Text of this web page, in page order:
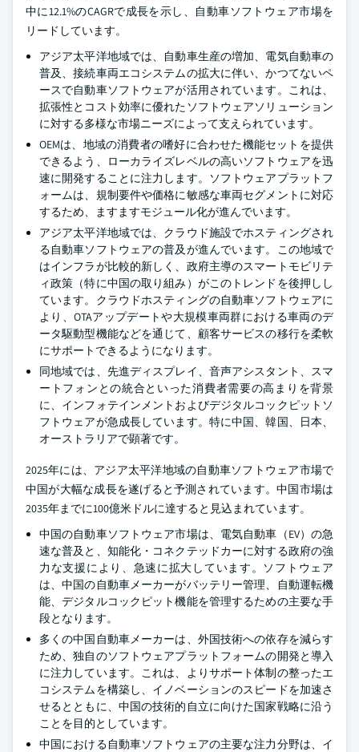
中に12.1%のCAGRで成長を示し、自動車ソフトウェア市場を
リードしています。
アジア太平洋地域では、自動車生産の増加、電気自動車の
普及、接続車両エコシステムの拡大に伴い、かつてないペ
ースで自動車ソフトウェアが活用されています。これは、
拡張性とコスト効率に優れたソフトウェアソリューション
に対する多様な市場ニーズによって支えられています。
OEMは、地域の消費者の嗜好に合わせた機能セットを提供
できるよう、ローカライズレベルの高いソフトウェアを迅
速に開発することに注力します。ソフトウェアプラットフ
ォームは、規制要件や価格に敏感な車両セグメントに対応
するため、ますますモジュール化が進んでいます。
アジア太平洋地域では、クラウド施設でホスティングされ
る自動車ソフトウェアの普及が進んでいます。この地域で
はインフラが比較的新しく、政府主導のスマートモビリテ
ィ政策（特に中国の取り組み）がこのトレンドを後押しし
ています。クラウドホスティングの自動車ソフトウェアに
より、OTAアップデートや大規模車両群における車両のデ
ータ駆動型機能などを通じて、顧客サービスの移行を柔軟
にサポートできるようになります。
同地域では、先進ディスプレイ、音声アシスタント、スマ
ートフォンとの統合といった消費者需要の高まりを背景
に、インフォテインメントおよびデジタルコックピットソ
フトウェアが急成長しています。特に中国、韓国、日本、
オーストラリアで顕著です。
2025年には、アジア太平洋地域の自動車ソフトウェア市場で
中国が大幅な成長を遂げると予測されています。中国市場は
2035年までに100億米ドルに達すると見込まれています。
中国の自動車ソフトウェア市場は、電気自動車（EV）の急
速な普及と、知能化・コネクテッドカーに対する政府の強
力な支援により、急速に拡大しています。ソフトウェア
は、中国の自動車メーカーがバッテリー管理、自動運転機
能、デジタルコックピット機能を管理するための主要な手
段となります。
多くの中国自動車メーカーは、外国技術への依存を減らす
ため、独自のソフトウェアプラットフォームの開発と導入
に注力しています。これは、よりサポート体制の整ったエ
コシステムを構築し、イノベーションのスピードを加速さ
せるとともに、中国の技術的自立に向けた国家戦略に沿う
ことを目的としています。
中国における自動車ソフトウェアの主要な注力分野は、イ